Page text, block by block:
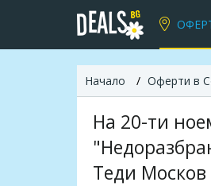
Начало Оферти в
На 20-ти
Теди